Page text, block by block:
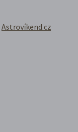
Astrovíkend.cz